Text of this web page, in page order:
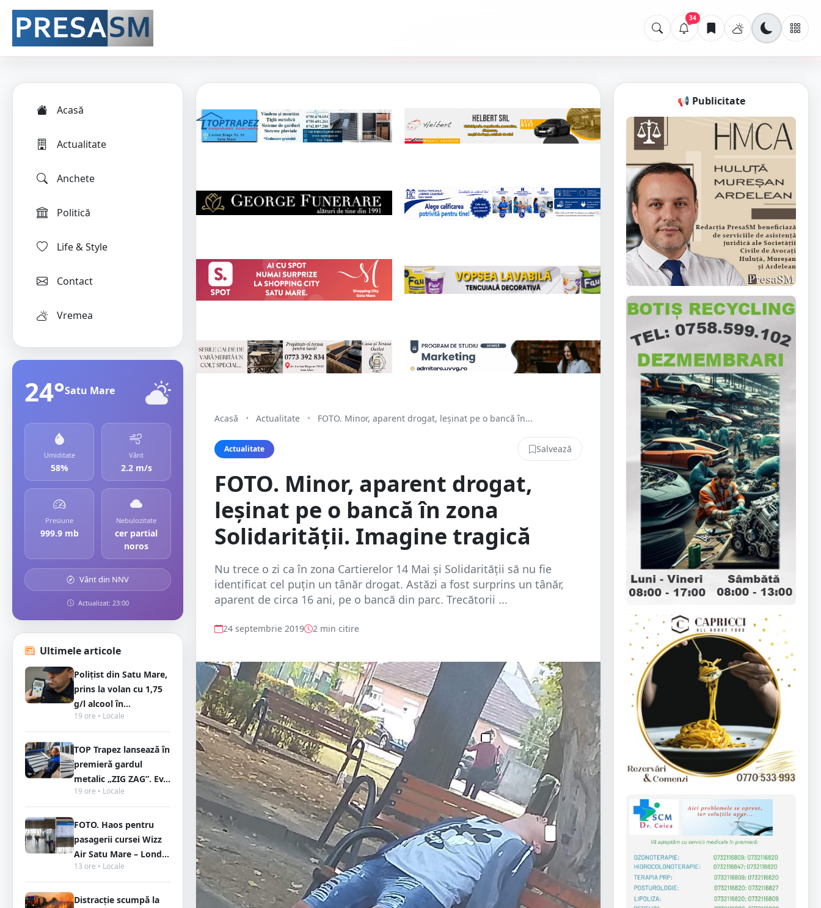
34
Acasă
Actualitate
Anchete
Politică
Life & Style
Contact
Vremea
24°Satu Mare
Umiditate
58%
Vânt
2.2 m/s
Presiune
999.9 mb
Nebulozitate
cer partial
noros
Vânt din NNV
Actualizat: 23:00
Ultimele articole
Polițist din Satu Mare,
prins la volan cu 1,75
g/l alcool în...
19 ore • Locale
TOP Trapez lansează în
premieră gardul
metalic „ZIG ZAG”. Ev...
19 ore • Locale
FOTO. Haos pentru
pasagerii cursei Wizz
Air Satu Mare – Lond...
13 ore • Locale
Distracție scumpă la
Acasă • Actualitate • FOTO. Minor, aparent drogat, leșinat pe o bancă în...
Actualitate Salvează
FOTO. Minor, aparent drogat,
leșinat pe o bancă în zona
Solidarității. Imagine tragică
Nu trece o zi ca în zona Cartierelor 14 Mai și Solidarității să nu fie
identificat cel puțin un tânăr drogat. Astăzi a fost surprins un tânăr,
aparent de circa 16 ani, pe o bancă din parc. Trecătorii ...
24 septembrie 2019 2 min citire
📢 Publicitate